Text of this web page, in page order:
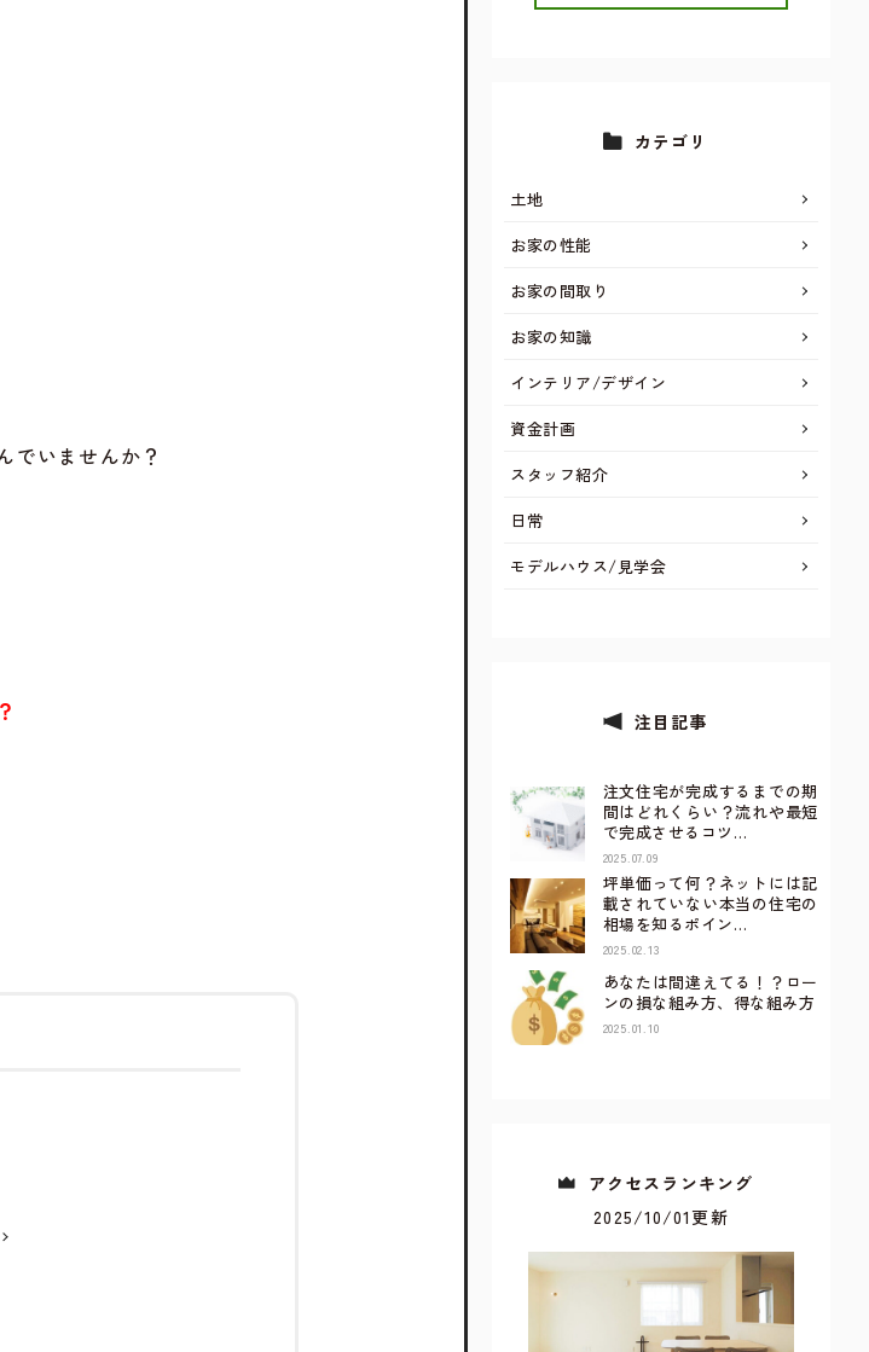
でいませんか？
カテゴリ
土地
お家の性能
お家の間取り
お家の知識
インテリア/デザイン
資金計画
スタッフ紹介
日常
モデルハウス/見学会
注目記事
注文住宅が完成するまでの期
間はどれくらい？流れや最短
で完成させるコツ…
2025.07.09
坪単価って何？ネットには記
載されていない本当の住宅の
相場を知るポイン…
2025.02.13
あなたは間違えてる！？ロー
ンの損な組み方、得な組み方
2025.01.10
アクセスランキング
2025/10/01更新